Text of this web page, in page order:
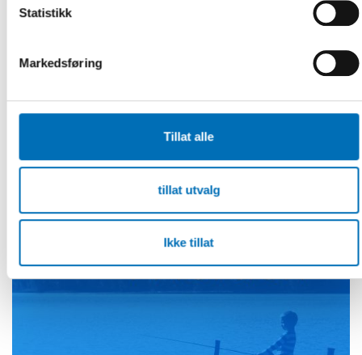
Statistikk
Markedsføring
Tillat alle
tillat utvalg
Ikke tillat
interventions that aim to increase equality in